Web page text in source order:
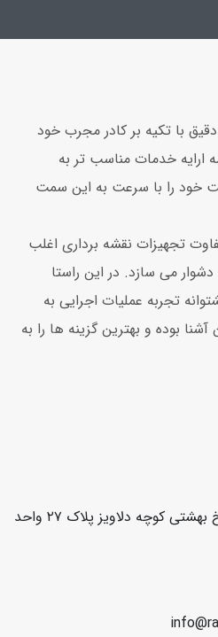
با تکیه بر کادر مجرب خود
ارایه خدمات مناسب تر به
خود را با سرعت به این سمت
تجهیزات نقشه برداری اغلب
می سازد. در این راستا
تجربه عملیات اجرایی به
بوده و بهترین گزینه ها را به
تهران خ ولیعصر تقاطع خ بهشتی کوچه دلاویز پلاک ۲۷ واحد